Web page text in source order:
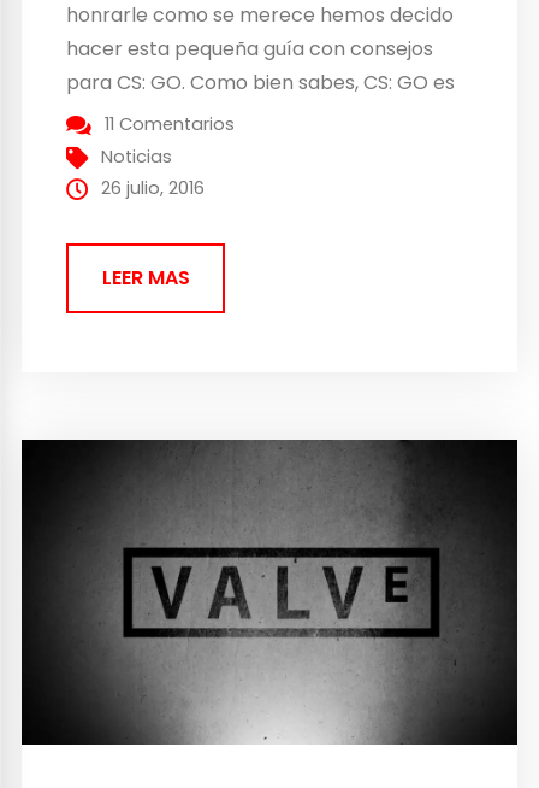
honrarle como se merece hemos decido
hacer esta pequeña guía con consejos
para CS: GO. Como bien sabes, CS: GO es
el cuarto juego de la saga, y está
desarrollado por la Valve Corporation que
desde hace 20 años viene produciendo los
11 Comentarios
Noticias
26 julio, 2016
LEER MAS